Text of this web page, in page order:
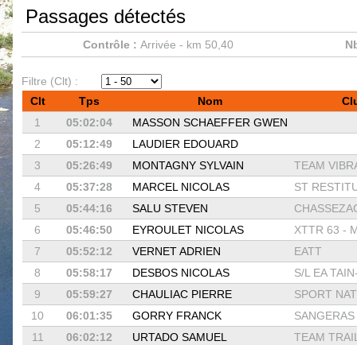
Passages détectés
Contrôle : Arrivée - km 50,40
Filtre (Clt) :
Clt
Tps Nom
1
05:02:04
MASSON SCHAEFFER GWEN
2
05:12:49
LAUDIER EDOUARD
3
05:26:49 MONTAGNY SYLVAIN
TEAM
4
05:37:28 MARCEL NICOLAS
ST
5
05:44:16 SALU STEVEN
6
05:46:50 EYROULET NICOLAS
XTTR 63 -
7
05:52:12 VERNET ADRIEN
EATT
8
05:58:17 DESBOS NICOLAS
S/L EA
9
05:59:27 CHAULIAC PIERRE
SPORT
10
06:01:35 GORRY FRANCK
SANGERAS
11
06:02:12 URTADO SAMUEL
TEAM